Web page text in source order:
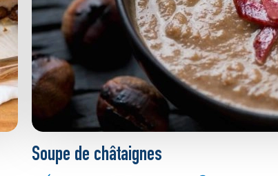
Soupe de châtaignes